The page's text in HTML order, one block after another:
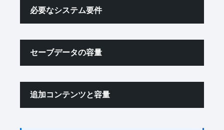
必要なシステム要件
セーブデータの容量
追加コンテンツと容量